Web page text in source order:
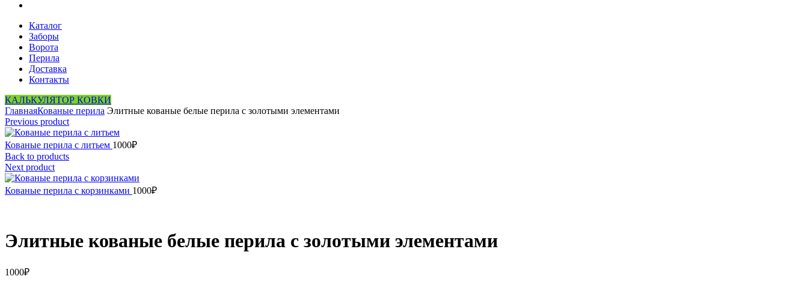
Каталог
Заборы
Ворота
Перила
Доставка
Контакты
КАЛЬКУЛЯТОР КОВКИ
ГлавнаяКованые перила Элитные кованые белые перила с золотыми элементами
Previous product
Кованые перила с литьем 1000₽
Back to products
Next product
Кованые перила с корзинками 1000₽
Элитные кованые белые перила с золотыми элементами
1000₽